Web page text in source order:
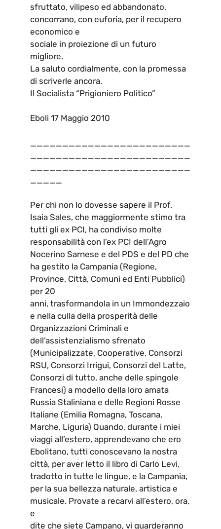
sfruttato, vilipeso ed abbandonato,
concorrano, con euforia, per il recupero
economico e
sociale in proiezione di un futuro
migliore.
La saluto cordialmente, con la promessa
di scriverle ancora.
Il Socialista “Prigioniero Politico”
Eboli 17 Maggio 2010
Per chi non lo dovesse sapere il Prof.
Isaia Sales, che maggiormente stimo tra
tutti gli ex PCI, ha condiviso molte
responsabilità con l’ex PCI dell’Agro
Nocerino Sarnese e del PDS e del PD che
ha gestito la Campania (Regione,
Province, Città, Comuni ed Enti Pubblici)
per 20
anni, trasformandola in un Immondezzaio
e nella culla della prosperità delle
Organizzazioni Criminali e
dell’assistenzialismo sfrenato
(Municipalizzate, Cooperative, Consorzi
RSU, Consorzi Irrigui, Consorzi del Latte,
Consorzi di tutto, anche delle spingole
Francesi) a modello della loro amata
Russia Staliniana e delle Regioni Rosse
Italiane (Emilia Romagna, Toscana,
Marche, Liguria) Quando, durante i miei
viaggi all’estero, apprendevano che ero
Ebolitano, tutti conoscevano la nostra
città, per aver letto il libro di Carlo Levi,
tradotto in tutte le lingue, e la Campania,
per la sua bellezza naturale, artistica e
musicale. Provate a recarvi all’estero, ora,
e
dite che siete Campano, vi guarderanno